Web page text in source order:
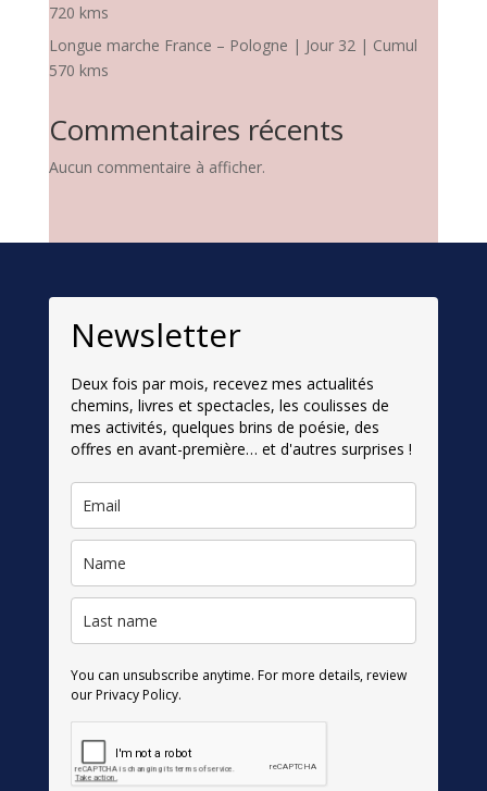
720 kms
Longue marche France – Pologne | Jour 32 | Cumul
570 kms
Commentaires récents
Aucun commentaire à afficher.
Newsletter
Deux fois par mois, recevez mes actualités
chemins, livres et spectacles, les coulisses de
mes activités, quelques brins de poésie, des
offres en avant-première… et d'autres surprises !
You can unsubscribe anytime. For more details, review
our Privacy Policy.